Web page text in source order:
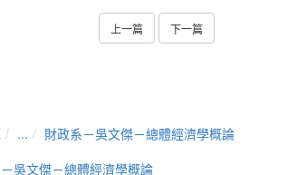
上一篇 下一篇
...
財政系－吳文傑－總體經濟學概論
吳文傑－總體經濟學概論